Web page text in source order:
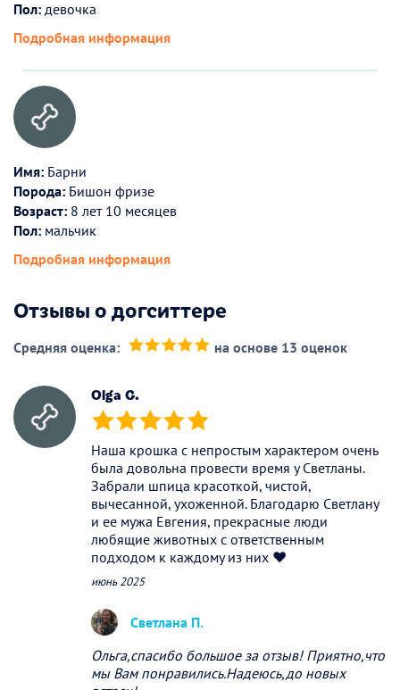
Пол: девочка
Подробная информация
Имя: Барни
Порода: Бишон фризе
Возраст: 8 лет 10 месяцев
Пол: мальчик
Подробная информация
Отзывы о догситтере
Средняя оценка: на основе 13 оценок
Olga G.
(*) (*) (*) (*) (*)
Наша крошка с непростым характером очень
была довольна провести время у Светланы.
Забрали шпица красоткой, чистой,
вычесанной, ухоженной. Благодарю Светлану
и ее мужа Евгения, прекрасные люди
любящие животных с ответственным
подходом к каждому из них ❤️
июнь 2025
Светлана П.
Ольга,спасибо большое за отзыв! Приятно,что
мы Вам понравились.Надеюсь,до новых